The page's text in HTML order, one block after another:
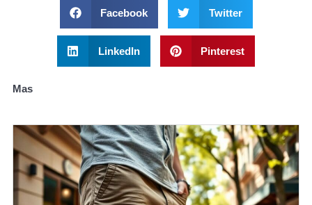
Facebook Twitter
LinkedIn Pinterest
Mas